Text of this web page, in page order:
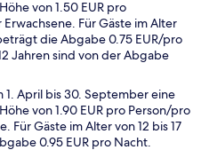
von 1.50 EUR pro
Für Gäste im Alter
die Abgabe 0.75 EUR/pro
Jahren sind von der Abgabe
1. April bis 30. September eine
von 1.90 EUR pro Person/pro
Für Gäste im Alter von 12 bis 17
0.95 EUR pro Nacht.